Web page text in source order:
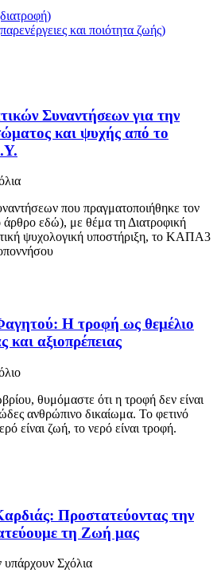
και ποιότητα ζωής)
Συναντήσεων για την
και ψυχής από το
που πραγματοποιήθηκε τον
άρθρο εδώ), με θέμα τη Διατροφική
ψυχολογική υποστήριξη, το ΚΑΠΑ3
Η τροφή ως θεμέλιο
και αξιοπρέπειας
θυμόμαστε ότι η τροφή δεν είναι
ανθρώπινο δικαίωμα. Το φετινό
είναι ζωή, το νερό είναι τροφή.
Προστατεύοντας την
τη Ζωή μας
υπάρχουν Σχόλια